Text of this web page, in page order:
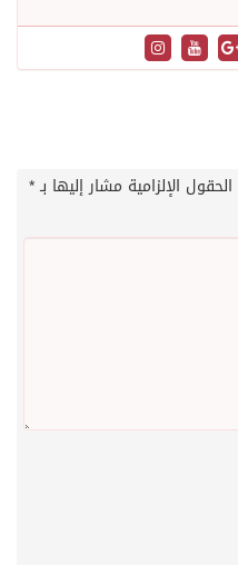
الحقول الإلزامية مشار إليها بـ*